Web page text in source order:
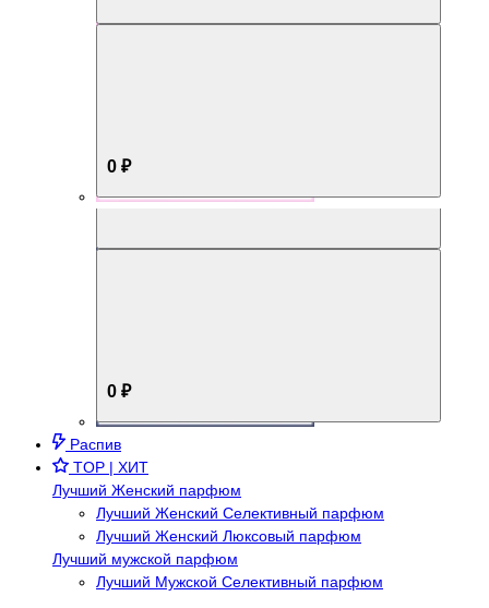
0 ₽
0 ₽
Распив
TOP | ХИТ
Лучший Женский парфюм
Лучший Женский Селективный парфюм
Лучший Женский Люксовый парфюм
Лучший мужской парфюм
Лучший Мужской Селективный парфюм